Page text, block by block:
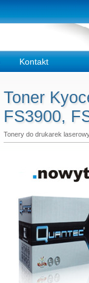
Kontakt
Toner
FS3900,
Tonery do drukarek